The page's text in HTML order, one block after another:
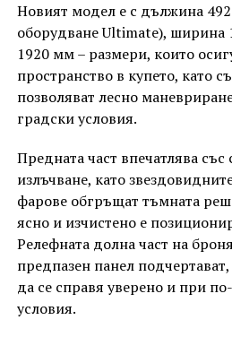
Новият модел е с дължина
оборудване Ultimate), ширина
1920 мм – размери, които
пространство в купето, като
позволяват лесно
градски условия.
Предната част впечатлява
излъчване, като
фарове обгръщат тъмната
ясно и изчистено е
Релефната долна част на
предпазен панел
да се справя уверено и при
условия.